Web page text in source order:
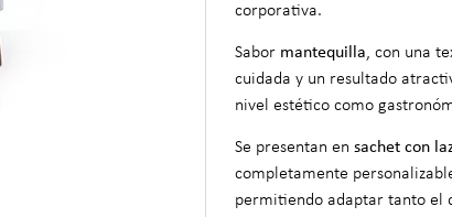
corporativa.
Sabor mantequilla, con una
cuidada y un resultado
nivel estético como
Se presentan en sachet con
completamente
permitiendo adaptar tanto el